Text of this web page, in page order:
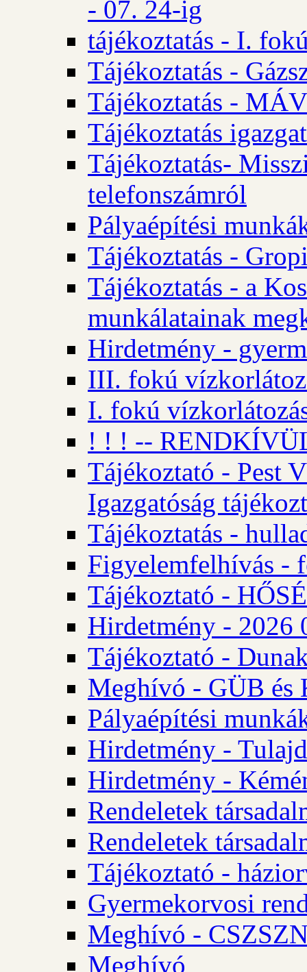
- 07. 24-ig
tájékoztatás - I.
Tájékoztatás -
Tájékoztatás -
Tájékoztatás
Tájékoztatás-
telefonszámról
Pályaépítési
Tájékoztatás -
Tájékoztatás - a
munkálatainak
Hirdetmény -
III. fokú
I. fokú
! ! ! --
Tájékoztató - Pest
Igazgatóság
Tájékoztatás -
Figyelemfelhívás -
Tájékoztató -
Hirdetmény - 2026
Tájékoztató -
Meghívó - GÜB és
Pályaépítési
Hirdetmény -
Hirdetmény -
Rendeletek
Rendeletek
Tájékoztató -
Gyermekorvosi
Meghívó -
Meghívó